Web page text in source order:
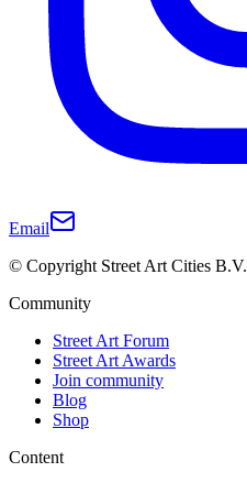
Email
© Copyright Street Art Cities B.V.
Community
Street Art Forum
Street Art Awards
Join community
Blog
Shop
Content